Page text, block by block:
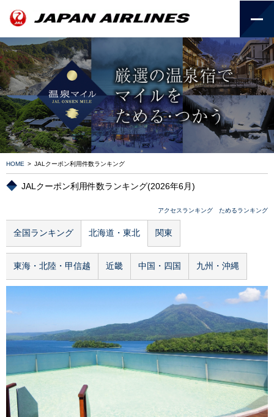
HOME > JALクーポン利用件数ランキング
JALクーポン利用件数ランキング(2026年6月)
アクセスランキング ためるランキング
全国ランキング 北海道・東北 関東
東海・北陸・甲信越 近畿 中国・四国 九州・沖縄